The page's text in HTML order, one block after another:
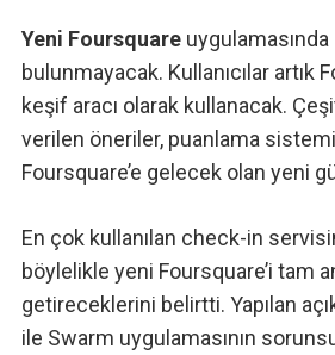
Yeni Foursquare
bulunmayacak. Kullanıcılar artık
keşif aracı olarak kullanacak.
verilen öneriler, puanlama
Foursquare’e gelecek olan yeni
En çok kullanılan check-in
böylelikle yeni Foursquare’i tam
getireceklerini belirtti. Yapılan
ile Swarm uygulamasının